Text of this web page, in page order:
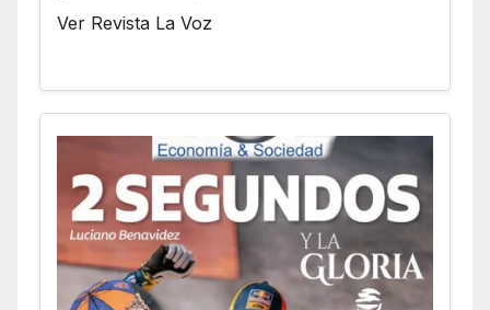
Ver Revista La Voz